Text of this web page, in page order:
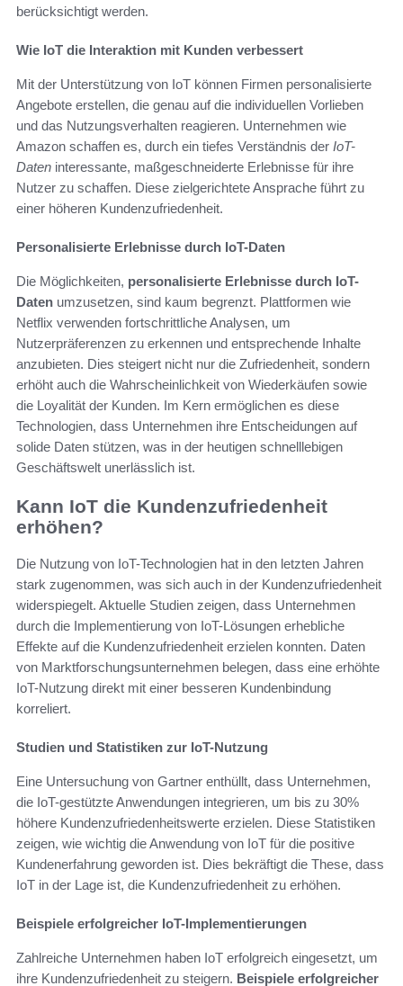
berücksichtigt werden.
Wie IoT die Interaktion mit Kunden verbessert
Mit der Unterstützung von IoT können Firmen personalisierte
Angebote erstellen, die genau auf die individuellen Vorlieben
und das Nutzungsverhalten reagieren. Unternehmen wie
Amazon schaffen es, durch ein tiefes Verständnis der IoT-
Daten interessante, maßgeschneiderte Erlebnisse für ihre
Nutzer zu schaffen. Diese zielgerichtete Ansprache führt zu
einer höheren Kundenzufriedenheit.
Personalisierte Erlebnisse durch IoT-Daten
Die Möglichkeiten, personalisierte Erlebnisse durch IoT-
Daten umzusetzen, sind kaum begrenzt. Plattformen wie
Netflix verwenden fortschrittliche Analysen, um
Nutzerpräferenzen zu erkennen und entsprechende Inhalte
anzubieten. Dies steigert nicht nur die Zufriedenheit, sondern
erhöht auch die Wahrscheinlichkeit von Wiederkäufen sowie
die Loyalität der Kunden. Im Kern ermöglichen es diese
Technologien, dass Unternehmen ihre Entscheidungen auf
solide Daten stützen, was in der heutigen schnelllebigen
Geschäftswelt unerlässlich ist.
Kann IoT die Kundenzufriedenheit
erhöhen?
Die Nutzung von IoT-Technologien hat in den letzten Jahren
stark zugenommen, was sich auch in der Kundenzufriedenheit
widerspiegelt. Aktuelle Studien zeigen, dass Unternehmen
durch die Implementierung von IoT-Lösungen erhebliche
Effekte auf die Kundenzufriedenheit erzielen konnten. Daten
von Marktforschungsunternehmen belegen, dass eine erhöhte
IoT-Nutzung direkt mit einer besseren Kundenbindung
korreliert.
Studien und Statistiken zur IoT-Nutzung
Eine Untersuchung von Gartner enthüllt, dass Unternehmen,
die IoT-gestützte Anwendungen integrieren, um bis zu 30%
höhere Kundenzufriedenheitswerte erzielen. Diese Statistiken
zeigen, wie wichtig die Anwendung von IoT für die positive
Kundenerfahrung geworden ist. Dies bekräftigt die These, dass
IoT in der Lage ist, die Kundenzufriedenheit zu erhöhen.
Beispiele erfolgreicher IoT-Implementierungen
Zahlreiche Unternehmen haben IoT erfolgreich eingesetzt, um
ihre Kundenzufriedenheit zu steigern. Beispiele erfolgreicher